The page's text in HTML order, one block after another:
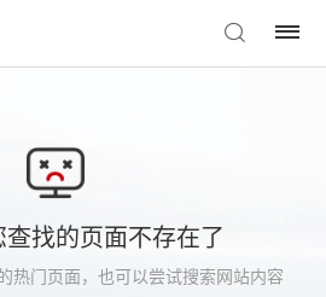
找的页面不存在了
热门页面，也可以尝试搜索网站内容